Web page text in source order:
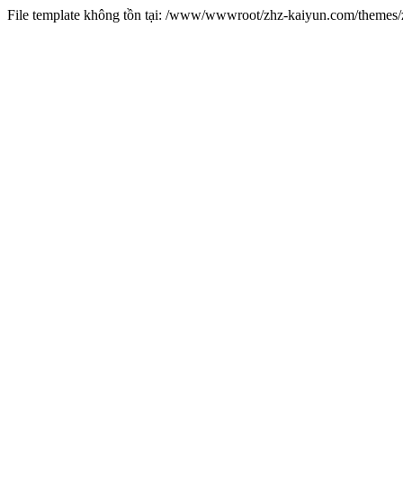
File template không tồn tại: /www/wwwroot/zhz-kaiyun.com/